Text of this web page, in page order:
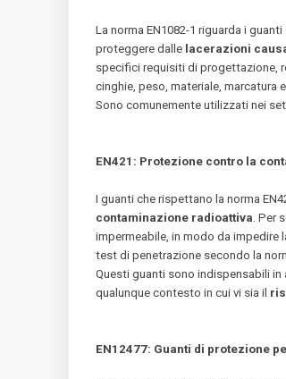
La norma EN1082-1 riguarda i
proteggere dalle lacerazioni
specifici requisiti di progettazione,
cinghie, peso, materiale, marcatura
Sono comunemente utilizzati nei
EN421: Protezione contro la
I guanti che rispettano la norma
contaminazione radioattiva. Per
impermeabile, in modo da impedire
test di penetrazione secondo la
Questi guanti sono indispensabili in
qualunque contesto in cui vi sia il
EN12477: Guanti di protezione